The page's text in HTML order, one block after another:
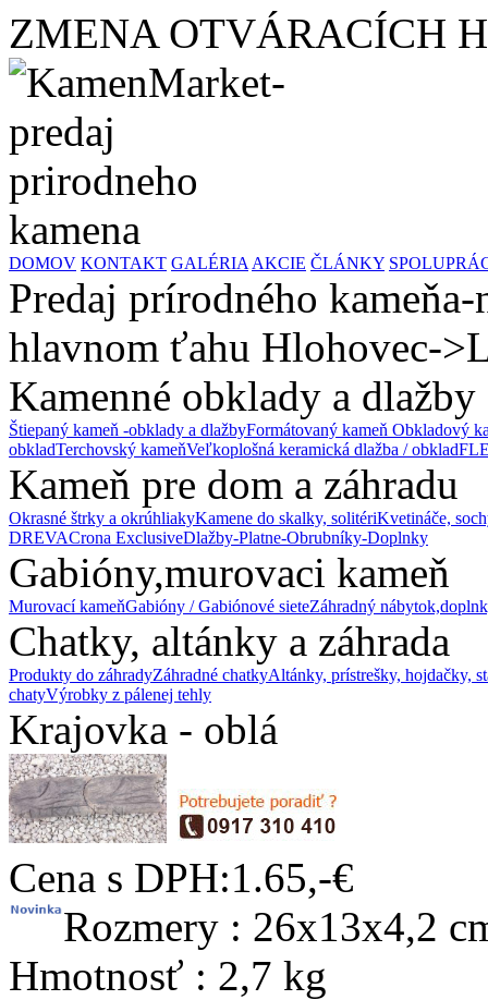
ZMENA OTVÁRACÍCH
DOMOV KONTAKT GALÉRIA AKCIE ČLÁNKY
Predaj prírodného
hlavnom ťahu Hlohovec-
Kamenné obklady a dlažby
Štiepaný kameň -obklady a dlažbyFormátovaný kameň Obkladový
obkladTerchovský kameňVeľkoplošná keramická dlažba / obklad
Kameň pre dom a záhradu
Okrasné štrky a okrúhliakyKamene do skalky, solitériKvetináče,
DREVACrona ExclusiveDlažby-Platne-Obrubníky-Doplnky
Gabióny,murovaci kameň
Murovací kameňGabióny / Gabiónové sieteZáhradný
Chatky, altánky a záhrada
Produkty do záhradyZáhradné chatkyAltánky, prístrešky, hojdačky,
chatyVýrobky z pálenej tehly
Krajovka - oblá
Cena s DPH:1.65,-€
Rozmery : 26x13x4,2
Hmotnosť : 2,7 kg